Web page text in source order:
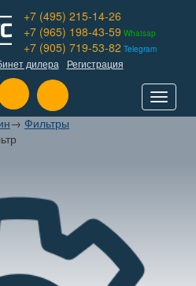
+7 (495) 215-14-26
+7 (965) 198-43-59 Whatsap
+7 (905) 719-53-82 Telegram
дилера Регистрация
Toggle
→ Фильтры